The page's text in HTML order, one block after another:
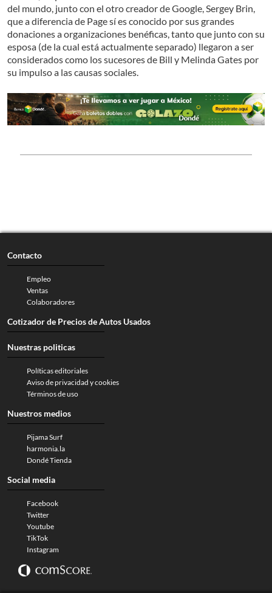
del mundo, junto con el otro creador de Google, Sergey Brin,
que a diferencia de Page sí es conocido por sus grandes
donaciones a organizaciones benéficas, tanto que junto con su
esposa (de la cual está actualmente separado) llegaron a ser
considerados como los sucesores de Bill y Melinda Gates por
su impulso a las causas sociales.
Contacto
Empleo
Ventas
Colaboradores
Cotizador de Precios de Autos Usados
Nuestras politicas
Políticas editoriales
Aviso de privacidad y cookies
Términos de uso
Nuestros medios
Pijama Surf
harmonia.la
Dondé Tienda
Social media
Facebook
Twitter
Youtube
TikTok
Instagram